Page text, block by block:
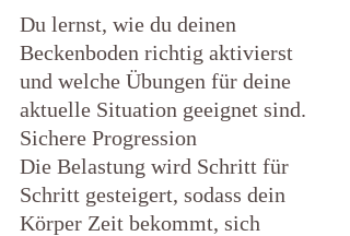
Du lernst, wie du deinen
Beckenboden richtig aktivierst
und welche Übungen für deine
aktuelle Situation geeignet sind.
Sichere Progression
Die Belastung wird Schritt für
Schritt gesteigert, sodass dein
Körper Zeit bekommt, sich